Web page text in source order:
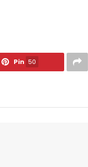
Pin 50